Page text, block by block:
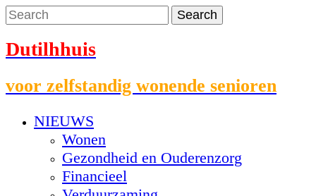
Dutilhhuis
voor zelfstandig wonende senioren
NIEUWS
Wonen
Gezondheid en Ouderenzorg
Financieel